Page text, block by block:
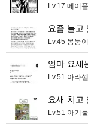
Lv.17 메이플
요즘 늘고
Lv.45 몽둥이
엄마 요새
Lv.51 아라
요새 치고
Lv.51 아기